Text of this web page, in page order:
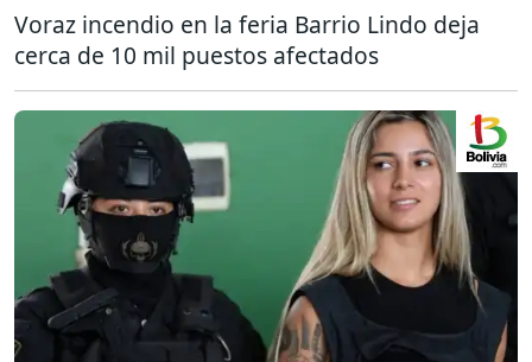
Voraz incendio en la feria Barrio Lindo deja
cerca de 10 mil puestos afectados